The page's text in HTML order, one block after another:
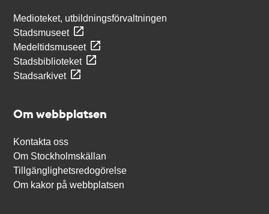
Medioteket, utbildningsförvaltningen
Stadsmuseet
Medeltidsmuseet
Stadsbiblioteket
Stadsarkivet
Om webbplatsen
Kontakta oss
Om Stockholmskällan
Tillgänglighetsredogörelse
Om kakor på webbplatsen